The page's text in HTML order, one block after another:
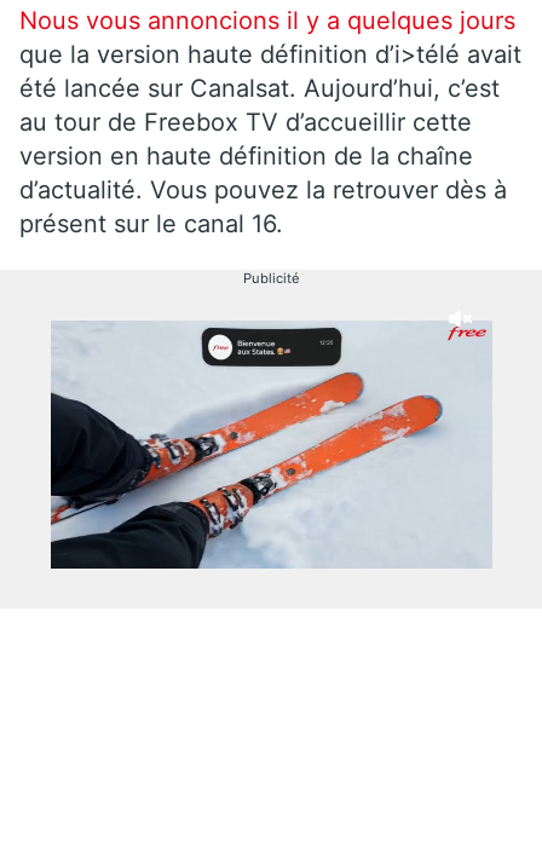
Nous vous annoncions il y a quelques jours
que la version haute définition d’i>télé avait
été lancée sur Canalsat. Aujourd’hui, c’est
au tour de Freebox TV d’accueillir cette
version en haute définition de la chaîne
d’actualité. Vous pouvez la retrouver dès à
présent sur le canal 16.
Publicité